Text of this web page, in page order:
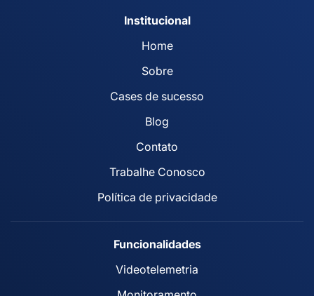
Institucional
Home
Sobre
Cases de sucesso
Blog
Contato
Trabalhe Conosco
Política de privacidade
Funcionalidades
Videotelemetria